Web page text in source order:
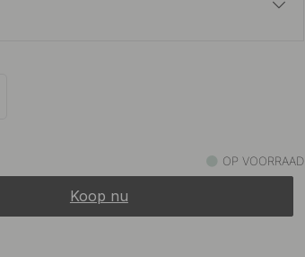
Op voorraad
OP VOORRAAD
Koop nu